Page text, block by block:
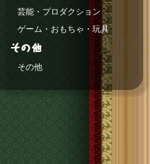
芸能・プロダクション
ゲーム・おもちゃ・玩具
その他